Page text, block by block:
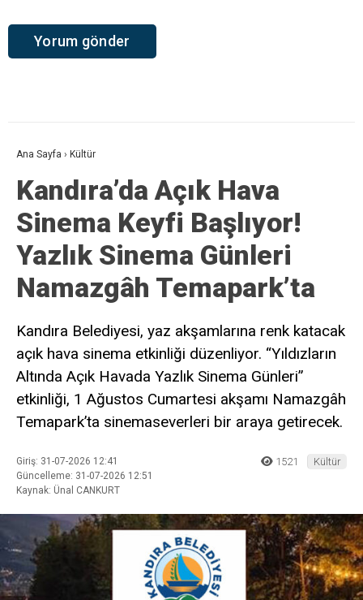
Ana Sayfa › Kültür
Kandıra’da Açık Hava
Sinema Keyfi Başlıyor!
Yazlık Sinema Günleri
Namazgâh Temapark’ta
Kandıra Belediyesi, yaz akşamlarına renk katacak
açık hava sinema etkinliği düzenliyor. “Yıldızların
Altında Açık Havada Yazlık Sinema Günleri”
etkinliği, 1 Ağustos Cumartesi akşamı Namazgâh
Temapark’ta sinemaseverleri bir araya getirecek.
Giriş: 31-07-2026 12:41
Güncelleme: 31-07-2026 12:51
Kaynak: Ünal CANKURT
1521 Kültür